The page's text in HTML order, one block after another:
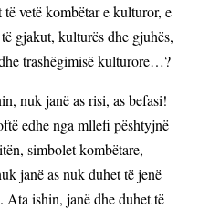
vetë kombëtar e kulturor, e
gjakut, kulturës dhe gjuhës,
trashëgimisë kulturore…?
nuk janë as risi, as befasi!
edhe nga mllefi pështyjnë
simbolet kombëtare,
janë as nuk duhet të jenë
Ata ishin, janë dhe duhet të